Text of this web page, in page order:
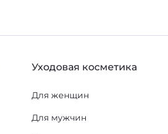
Уходовая косметика
Для женщин
Для мужчин